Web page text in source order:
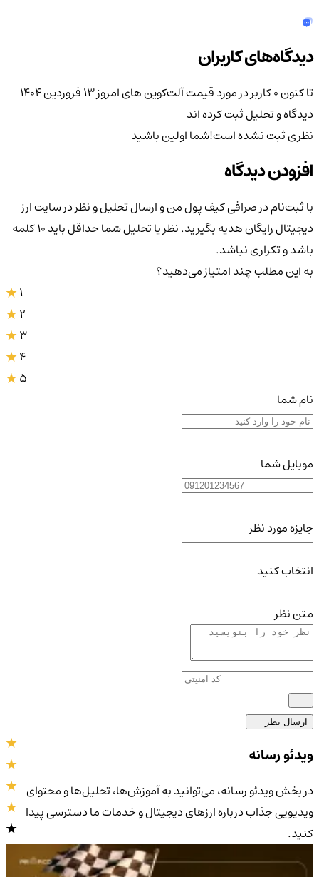
دیدگاه‌های کاربران
تا کنون 0 کاربر در مورد
قیمت آلت‌کوین های امروز ۱۳ فروردین ۱۴۰۴
دیدگاه و تحلیل ثبت کرده اند
نظری ثبت نشده است!شما اولین باشید
افزودن دیدگاه
با ثبت‌نام در صرافی کیف پول من و ارسال تحلیل و نظر در سایت ارز
دیجیتال رایگان هدیه بگیرید. نظر یا تحلیل شما حداقل باید ۱۰ کلمه
باشد و تکراری نباشد.
به این مطلب چند امتیاز می‌دهید؟
3
4
5
نام شما
موبایل شما
جایزه مورد نظر
انتخاب کنید
متن نظر
ارسال نظر
4.9/5
ویدئو رسانه
در بخش ویدئو رسانه، می‌توانید به آموزش‌ها، تحلیل‌ها و محتوای
ویدیویی جذاب درباره ارزهای دیجیتال و خدمات ما دسترسی پیدا
کنید.